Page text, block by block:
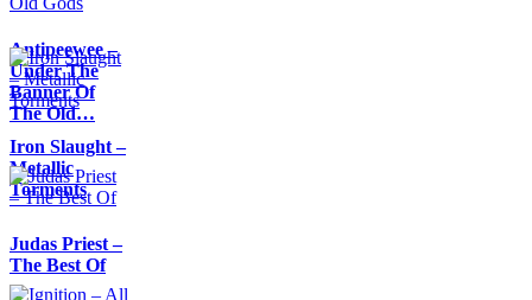
Antipeewee –
Under The
Banner Of
The Old…
Iron Slaught –
Metallic
Torments
Judas Priest –
The Best Of